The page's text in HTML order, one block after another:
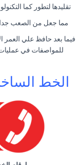
تقليدها لتطور كما
مما جعل من الصعب جدا
فيما بعد حافظ علي العمر
للمواصفات في
الخط